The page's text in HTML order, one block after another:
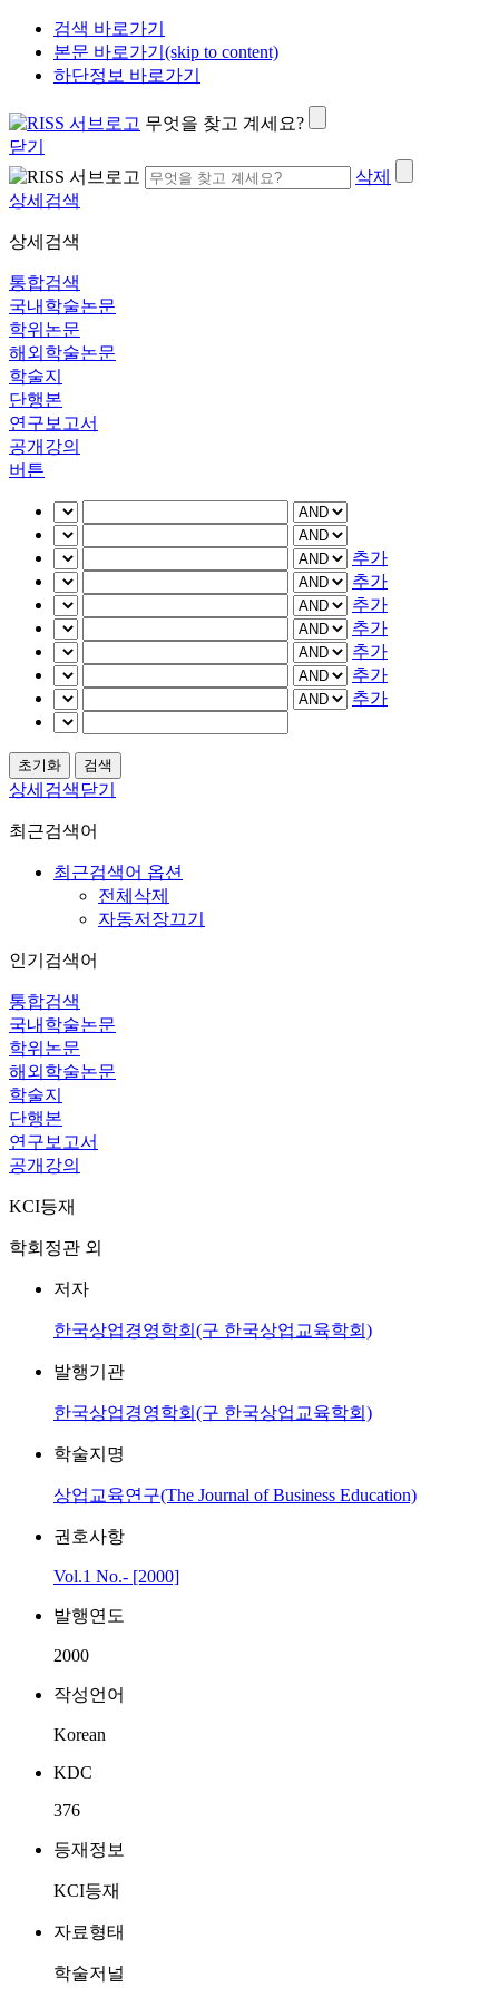
검색 바로가기
본문 바로가기(skip to content)
하단정보 바로가기
무엇을 찾고 계세요?
닫기
삭제
상세검색
상세검색
통합검색
국내학술논문
학위논문
해외학술논문
학술지
단행본
연구보고서
공개강의
버튼
추가
추가
추가
추가
추가
추가
추가
상세검색닫기
최근검색어
최근검색어 옵션
전체삭제
자동저장끄기
인기검색어
통합검색
국내학술논문
학위논문
해외학술논문
학술지
단행본
연구보고서
공개강의
KCI등재
학회정관 외
저자
한국상업경영학회(구 한국상업교육학회)
발행기관
한국상업경영학회(구 한국상업교육학회)
학술지명
상업교육연구(The Journal of Business Education)
권호사항
Vol.1 No.- [2000]
발행연도
2000
작성언어
Korean
KDC
376
등재정보
KCI등재
자료형태
학술저널